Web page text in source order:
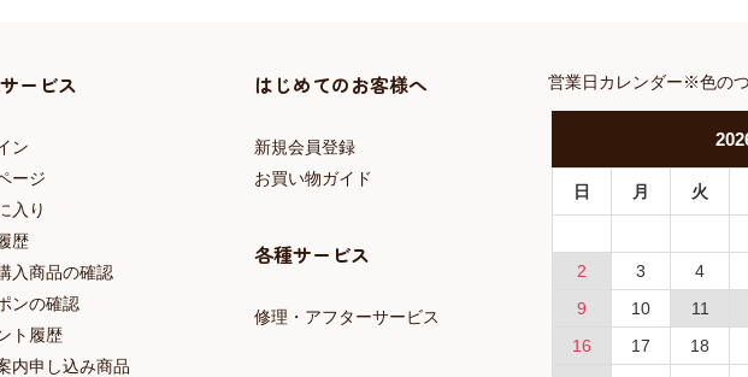
ービス
ン
ージ
入り
歴
入商品の確認
ンの確認
ト履歴
内申し込み商品
はじめてのお客様へ
新規会員登録
お買い物ガイド
各種サービス
修理・アフターサービス
営業日カレンダー※色の
日 月 火
2 3
4
9
10
11
16
17
18